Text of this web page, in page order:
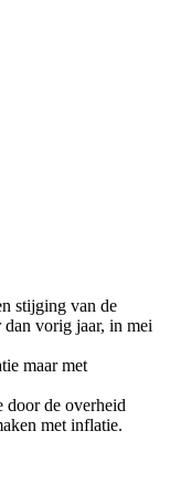
stijging van de
vorig jaar, in mei
maar met
door de overheid
met inflatie.